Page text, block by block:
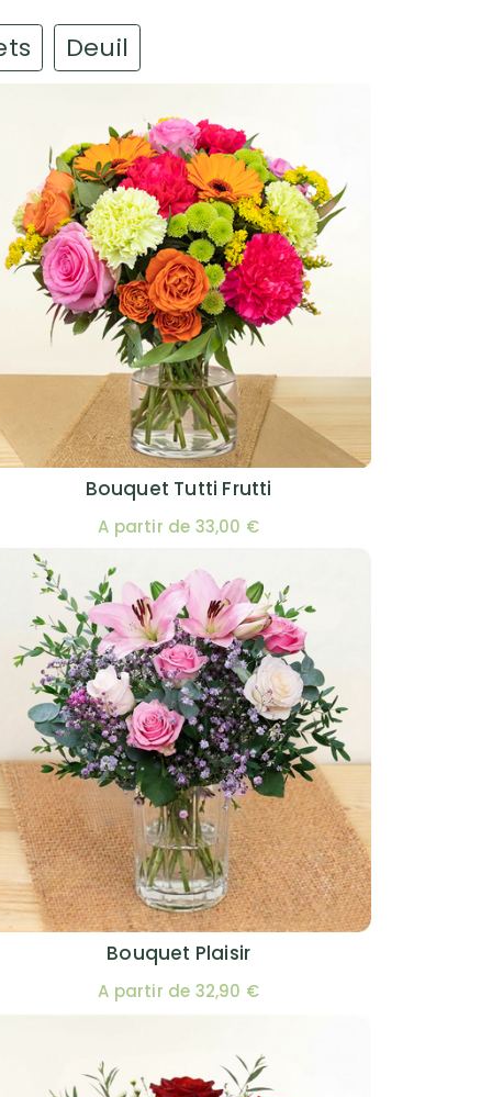
Deuil
Bouquet Tutti Frutti
A partir de 33,00 €
Bouquet Plaisir
A partir de 32,90 €